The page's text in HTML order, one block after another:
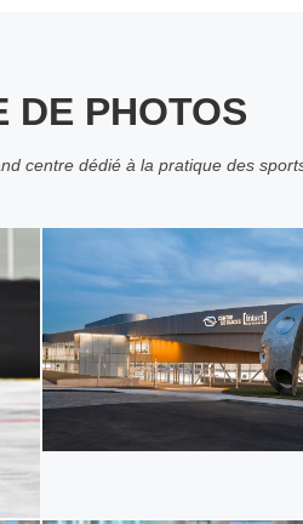
DE PHOTOS
centre dédié à la pratique des